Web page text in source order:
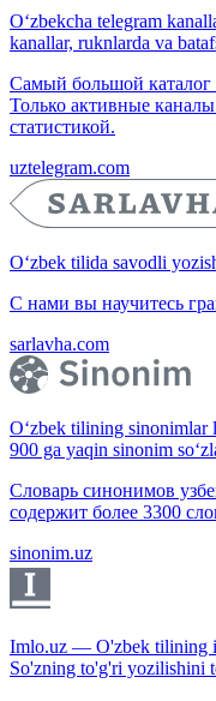
O‘zbekcha telegram
kanallar, ruknlarda va
Самый большой каталог
Только активные
статистикой.
uztelegram.com
O‘zbek tilida savodli
С нами вы научитесь
sarlavha.com
O‘zbek tilining sinonimlar
900 ga yaqin sinonim
Словарь синонимов
содержит более 3300
sinonim.uz
Imlo.uz — O'zbek tilining
So'zning to'g'ri yozilishini